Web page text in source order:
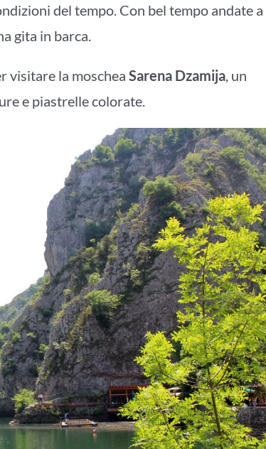
del tempo. Con bel tempo andate a
gita in barca.
visitare la moschea Sarena Dzamija, un
e piastrelle colorate.